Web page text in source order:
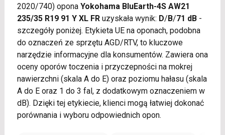
2020/740) opona Yokohama BluEarth-4S AW21
235/35 R19 91 Y XL FRuzyskała wynik: D/B/71 dB-
szczegóły poniżej. Etykieta UE na oponach, podobna
do oznaczeń ze sprzętu AGD/RTV, to kluczowe
narzędzie informacyjne dla konsumentów. Zawiera ona
oceny oporów toczenia i przyczepności na mokrej
nawierzchni (skala A do E) oraz poziomu hałasu (skala
A do E oraz 1 do 3 fal, z dodatkowym oznaczeniem w
dB). Dzięki tej etykiecie, klienci mogą łatwiej dokonać
porównania i wyboru odpowiednich opon.